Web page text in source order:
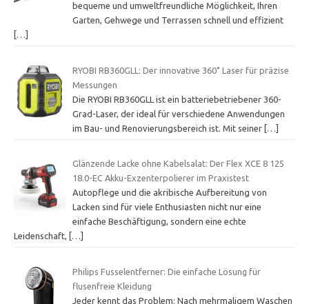
bequeme und umweltfreundliche Möglichkeit, Ihren
Garten, Gehwege und Terrassen schnell und effizient
[…]
RYOBI RB360GLL: Der innovative 360˚ Laser für präzise
Messungen
Die RYOBI RB360GLL ist ein batteriebetriebener 360-
Grad-Laser, der ideal für verschiedene Anwendungen
im Bau- und Renovierungsbereich ist. Mit seiner […]
Glänzende Lacke ohne Kabelsalat: Der Flex XCE 8 125
18.0-EC Akku-Exzenterpolierer im Praxistest
Autopflege und die akribische Aufbereitung von
Lacken sind für viele Enthusiasten nicht nur eine
einfache Beschäftigung, sondern eine echte
Leidenschaft,
[…]
Philips Fusselentferner: Die einfache Lösung für
flusenfreie Kleidung
Jeder kennt das Problem: Nach mehrmaligem Waschen